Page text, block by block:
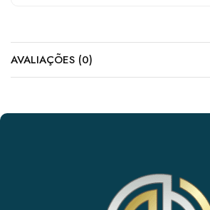
AVALIAÇÕES (0)